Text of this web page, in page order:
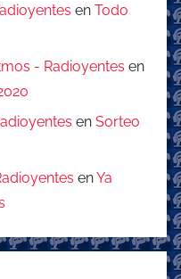
en Todo
- Radioyentes en
en Sorteo
enYa